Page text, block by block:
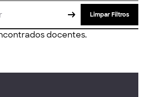
Limpar Filtros
docentes.